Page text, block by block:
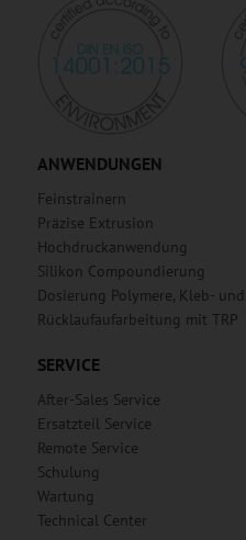
ANWENDUNGEN
Feinstrainern
Präzise Extrusion
Hochdruckanwendung
Silikon Compoundierung
Dosierung Polymere, Kleb-
Rücklaufaufarbeitung mit TRP
SERVICE
After-Sales Service
Ersatzteil Service
Remote Service
Schulung
Wartung
Technical Center